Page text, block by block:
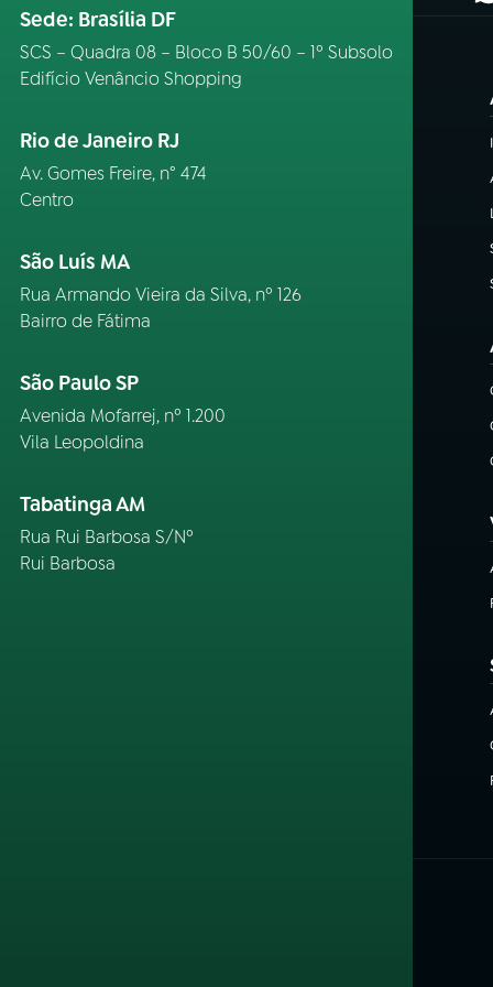
Sede: Brasília DF
SCS – Quadra 08 – Bloco B 50/60 – 1º Subsolo
Edifício Venâncio Shopping
Rio de Janeiro RJ
Av. Gomes Freire, n° 474
Centro
São Luís MA
Rua Armando Vieira da Silva, nº 126
Bairro de Fátima
São Paulo SP
Avenida Mofarrej, nº 1.200
Vila Leopoldina
Tabatinga AM
Rua Rui Barbosa S/Nº
Rui Barbosa